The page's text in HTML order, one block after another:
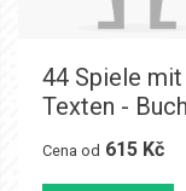
44 Spiele mit
Texten - Buch
Cena od 615 Kč